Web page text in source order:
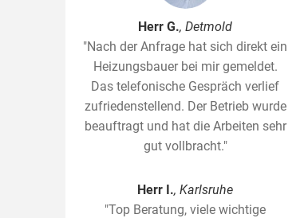
Herr G., Detmold
"Nach der Anfrage hat sich direkt ein
Heizungsbauer bei mir gemeldet.
Das telefonische Gespräch verlief
zufriedenstellend. Der Betrieb wurde
beauftragt und hat die Arbeiten sehr
gut vollbracht."
Herr I., Karlsruhe
"Top Beratung, viele wichtige